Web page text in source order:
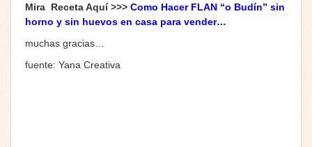
Mira Receta Aquí >>> Como Hacer FLAN “o Budín” sin
horno y sin huevos en casa para vender…
muchas gracias…
fuente: Yana Creativa